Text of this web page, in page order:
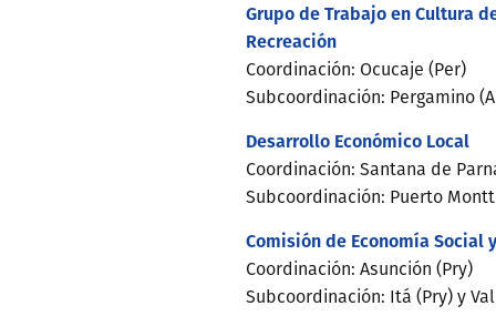
Grupo de Trabajo en Cultura
Recreación
Coordinación: Ocucaje (Per)
Subcoordinación: Pergamino
Desarrollo Económico Local
Coordinación: Santana de
Subcoordinación: Puerto Montt
Comisión de Economía Social
Coordinación: Asunción (Pry)
Subcoordinación: Itá (Pry) y